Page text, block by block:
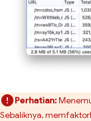
Perhatian:
Sebaliknya,